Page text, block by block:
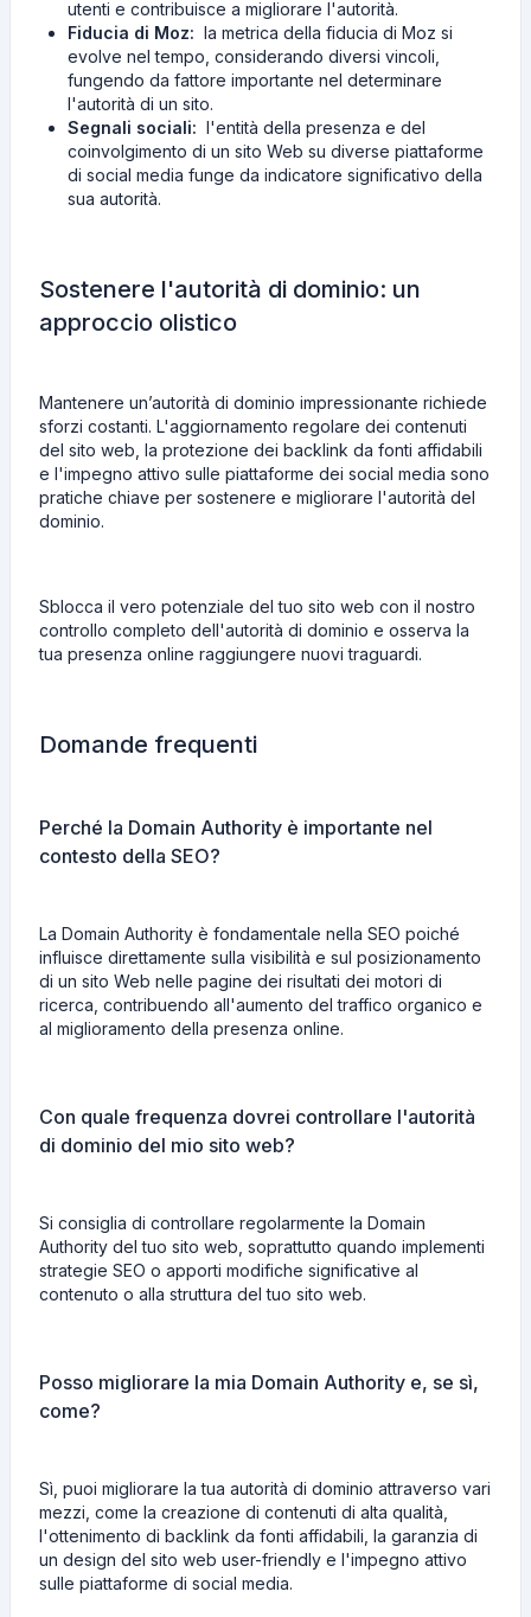
utenti e contribuisce a migliorare l'autorità.
Fiducia di Moz: la metrica della fiducia di Moz si
evolve nel tempo, considerando diversi vincoli,
fungendo da fattore importante nel determinare
l'autorità di un sito.
Segnali sociali: l'entità della presenza e del
coinvolgimento di un sito Web su diverse piattaforme
di social media funge da indicatore significativo della
sua autorità.
Sostenere l'autorità di dominio: un
approccio olistico
Mantenere un’autorità di dominio impressionante richiede
sforzi costanti. L'aggiornamento regolare dei contenuti
del sito web, la protezione dei backlink da fonti affidabili
e l'impegno attivo sulle piattaforme dei social media sono
pratiche chiave per sostenere e migliorare l'autorità del
dominio.
Sblocca il vero potenziale del tuo sito web con il nostro
controllo completo dell'autorità di dominio e osserva la
tua presenza online raggiungere nuovi traguardi.
Domande frequenti
Perché la Domain Authority è importante nel
contesto della SEO?
La Domain Authority è fondamentale nella SEO poiché
influisce direttamente sulla visibilità e sul posizionamento
di un sito Web nelle pagine dei risultati dei motori di
ricerca, contribuendo all'aumento del traffico organico e
al miglioramento della presenza online.
Con quale frequenza dovrei controllare l'autorità
di dominio del mio sito web?
Si consiglia di controllare regolarmente la Domain
Authority del tuo sito web, soprattutto quando implementi
strategie SEO o apporti modifiche significative al
contenuto o alla struttura del tuo sito web.
Posso migliorare la mia Domain Authority e, se sì,
come?
Sì, puoi migliorare la tua autorità di dominio attraverso vari
mezzi, come la creazione di contenuti di alta qualità,
l'ottenimento di backlink da fonti affidabili, la garanzia di
un design del sito web user-friendly e l'impegno attivo
sulle piattaforme di social media.